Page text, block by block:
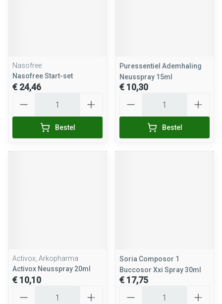
Nasofree
Nasofree Start-set
€ 24,46
Bestel
Puressentiel Ademhaling
Neusspray 15ml
€ 10,30
Bestel
Activox, Arkopharma
Activox Neusspray 20ml
€ 10,10
Soria Composor 1
Buccosor Xxi Spray 30ml
€ 17,75